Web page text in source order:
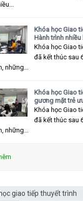
Khóa học Giao
Hành trình nhiều
Khóa học Giao
đã kết thúc sau
những...
Khóa học Giao
gương mặt trẻ
Khóa học Giao
đã kết thúc sau
những...
giao tiếp thuyết trình